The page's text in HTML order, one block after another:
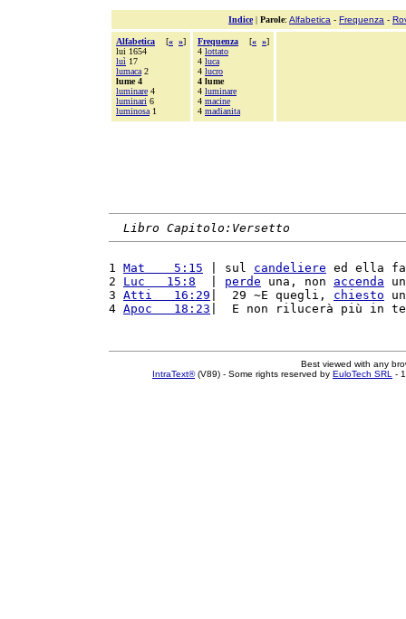
Indice| Parole: Alfabetica - Frequenza -
Alfabetica [« »]
lui 1654
luì 17
lumaca 2
lume 4
luminare 4
luminari 6
luminosa 1
Frequenza [« »]
4 lottato
4 luca
4 lucro
4 lume
4 luminare
4 macine
4 madianita
Libro Capitolo:Versetto
1 Mat    5:15 | sul candeliere ed ella
2 Luc   15:8 perde una, non accenda
3 Atti   16:29 |  29 ~E quegli, chiesto
4 Apoc   18:23 |  E non rilucerà più in
Best viewed with any
IntraText®(V89) - Some rights reserved by EuloTech SRL -